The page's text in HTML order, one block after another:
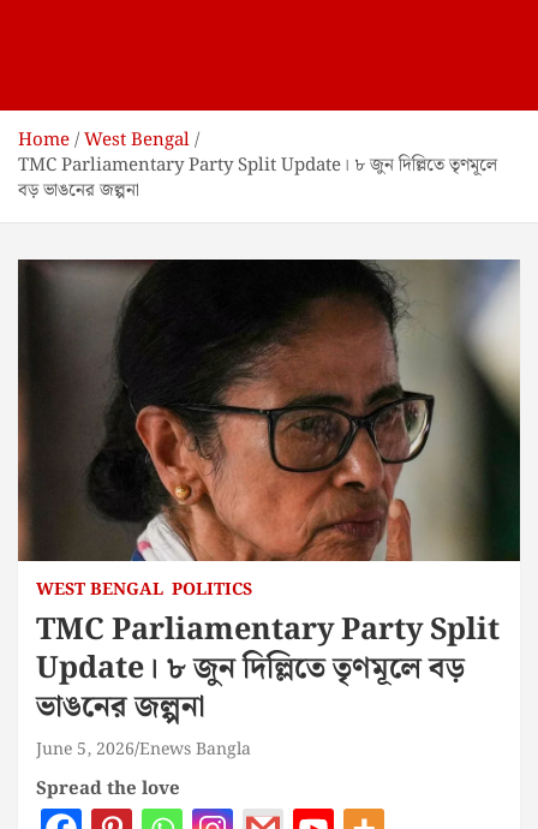
Home West Bengal
TMC Parliamentary Party Split Update। ৮ জুন দিল্লিতে তৃণমূলে
বড় ভাঙনের জল্পনা
WEST BENGAL POLITICS
TMC Parliamentary Party Split
Update। ৮ জুন দিল্লিতে তৃণমূলে বড়
ভাঙনের জল্পনা
June 5, 2026 Enews Bangla
Spread the love